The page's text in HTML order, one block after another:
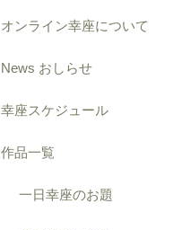
オンライン幸座について
News おしらせ
幸座スケジュール
作品一覧
一日幸座のお題